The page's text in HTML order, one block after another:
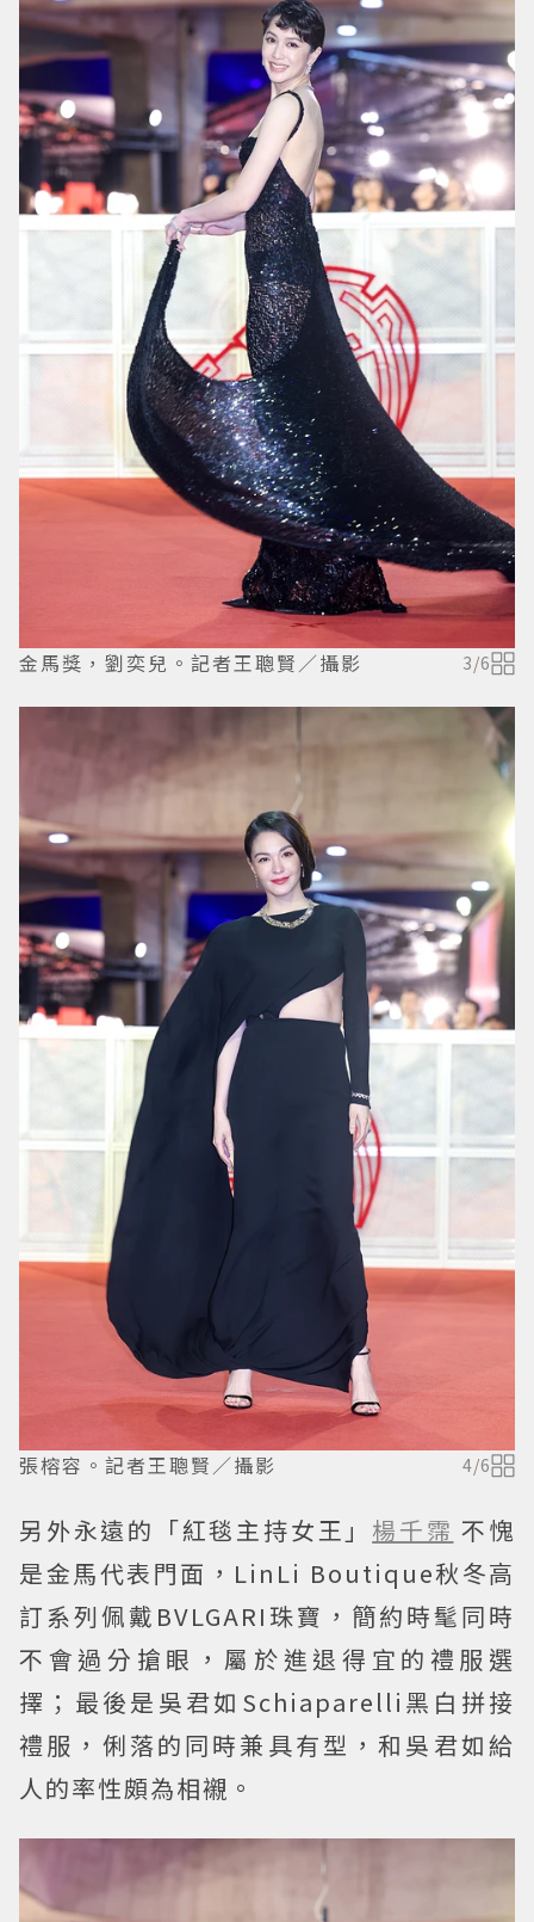
金馬獎，劉奕兒。記者王聰賢／攝影 3/6
張榕容。記者王聰賢／攝影 4/6
另外永遠的「紅毯主持女王」 楊千霈 不愧
是金馬代表門面，LinLi Boutique秋冬高
訂系列佩戴BVLGARI珠寶，簡約時髦同時
不會過分搶眼，屬於進退得宜的禮服選
擇；最後是吳君如Schiaparelli黑白拼接
禮服，俐落的同時兼具有型，和吳君如給
人的率性頗為相襯。